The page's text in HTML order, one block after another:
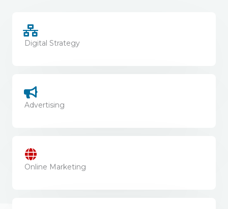
Digital Strategy
Advertising
Online Marketing